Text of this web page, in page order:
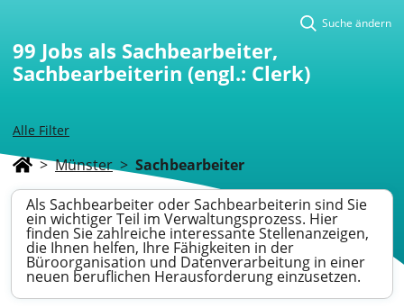
Alle Filter
Suche ändern
99 Jobs als Sachbearbeiter,
Sachbearbeiterin (engl.: Clerk)
> Münster > Sachbearbeiter
Als Sachbearbeiter oder Sachbearbeiterin sind Sie
ein wichtiger Teil im Verwaltungsprozess. Hier
finden Sie zahlreiche interessante Stellenanzeigen,
die Ihnen helfen, Ihre Fähigkeiten in der
Büroorganisation und Datenverarbeitung in einer
neuen beruflichen Herausforderung einzusetzen.